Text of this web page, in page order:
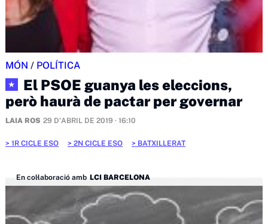
MÓN / POLÍTICA
★
El PSOE guanya les eleccions,
però haurà de pactar per governar
LAIA ROS 29 D'ABRIL DE 2019 · 16:10
1R CICLE ESO 2N CICLE ESO BATXILLERAT
En col·laboració amb LCI BARCELONA